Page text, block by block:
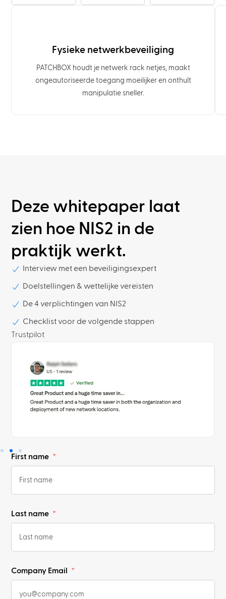
Fysieke netwerkbeveiliging
PATCHBOX houdt je netwerk rack netjes, maakt
ongeautoriseerde toegang moeilijker en onthult
manipulatie sneller.
Deze whitepaper laat
zien hoe NIS2 in de
praktijk werkt.
Interview met een beveiligingsexpert
Doelstellingen & wettelijke vereisten
De 4 verplichtingen van NIS2
Checklist voor de volgende stappen
Trustpilot
First name
Last name
Company Email